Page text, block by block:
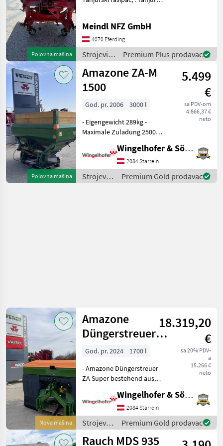
Polovna mašina
Rasipači mineralnog
đubriva
Meindl NFZ GmbH
4070 Eferding
Strojevi
za
đubrenje,
gnojenje i
navodnjavanje
/ Kirchner
Premium Plus prodavac
Polovna mašina
Amazone ZA-M
1500
5.499
€
sa PDV-om
4.866,37 €
neto
God. pr. 2006
3000 l
- Eigengewicht 289kg -
Maximale Zuladung 2500kg
Streuscheiben OM 18-24 /
zusätzlicher
Streuschaufelsatz OM 10-16
- Grenzstreueinrich
Wingelhofer & Söhne GmbH
2084 Starrein
Strojevi
za
Premium Gold prodavac
Nova mašina
Amazone
Düngerstreuer
ZA-V 1700 Super
18.319,20
€
sa 20% PDV-
a
15.266 €
neto
God. pr. 2024
1700 l
- Amazone Düngerstreuer
ZA Super bestehend aus
Grundbehälter - Profis-
Wiegesystem für ZA Super -
Einbauteile - Streuwerk ZA-
V Tronic - Länderspezifika
Wingelhofer & Söhne GmbH
2084 Starrein
Strojevi
za
đubrenje,
Premium Gold prodavac
Rauch MDS 935